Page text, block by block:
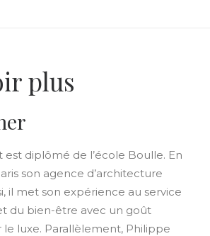
plus
est diplômé de l’école Boulle. En
son agence d’architecture
il met son expérience au service
du bien-être avec un goût
luxe. Parallèlement, Philippe